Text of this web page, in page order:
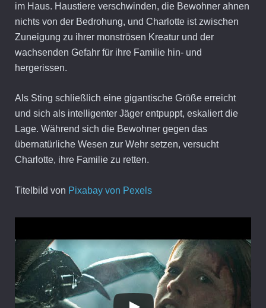
im Haus. Haustiere verschwinden, die Bewohner ahnen
nichts von der Bedrohung, und Charlotte ist zwischen
Zuneigung zu ihrer monströsen Kreatur und der
wachsenden Gefahr für ihre Familie hin- und
hergerissen.
Als Sting schließlich eine gigantische Größe erreicht
und sich als intelligenter Jäger entpuppt, eskaliert die
Lage. Während sich die Bewohner gegen das
übernatürliche Wesen zur Wehr setzen, versucht
Charlotte, ihre Familie zu retten.
Titelbild von Pixabay von Pexels